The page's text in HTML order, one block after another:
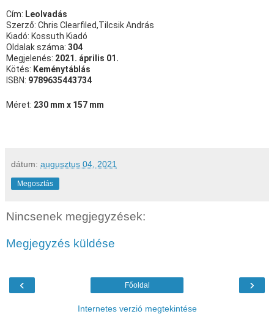
Cím: Leolvadás
Szerző: Chris Clearfiled,Tilcsik András
Kiadó: Kossuth Kiadó
Oldalak száma: 304
Megjelenés: 2021. április 01.
Kötés: Keménytáblás
ISBN: 9789635443734
Méret: 230 mm x 157 mm
dátum: augusztus 04, 2021
Megosztás
Nincsenek megjegyzések:
Megjegyzés küldése
‹ ›
Főoldal
Internetes verzió megtekintése